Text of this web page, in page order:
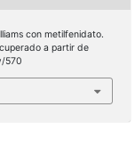
con metilfenidato.
a partir de
570